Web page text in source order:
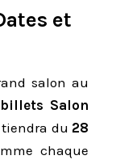
et
salon au
Salon
tiendra du 28
chaque